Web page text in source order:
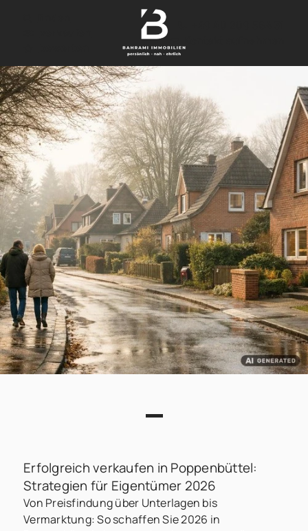
Erfolgreich verkaufen in Poppenbüttel:
Strategien für Eigentümer 2026
Von Preisfindung über Unterlagen bis
Vermarktung: So schaffen Sie 2026 in